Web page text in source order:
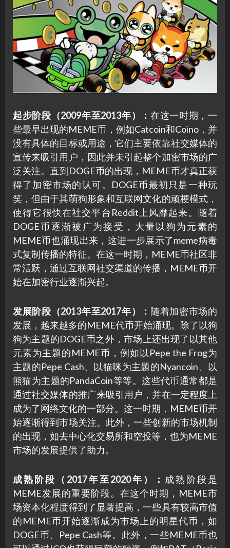
起步阶段（2009年至2013年）： 在这一时期，一
些最早出现的MEME币，例如Catcoin和Coino，并
没有具体的目标或用途，它们主要依靠社交媒体的
宣传来吸引用户，因此并未引起整个加密市场的广
泛关注。直到DOGE币的出现，MEME币才真正获
得了加密市场的认可。DOGE币最初只是一种玩
笑，但由于其萌狗形象和互联网文化的顽梗模式，
使得它很快在社交平台Reddit上风靡起来。随着
DOGE币逐渐被广为接受，大量以狗为元素的
MEME币也涌现出来，这进一步展示了meme病毒
式复制传播的特征。在这一时期，MEME币社区非
常活跃，通过互联网社交渠道的传播，MEME币开
始在加密行业逐渐兴起。
发展阶段（2013年至2017年）： 随着加密市场的
发展，越来越多的MEME代币开始涌现。除了以狗
狗为主题的DOGE币之外，市场上还出现了以其他
元素为主题的MEME币，例如以Pepe the Frog为
主题的Pepe Cash、以猫咪为主题的Nyancoin、以
熊猫为主题的PandaCoin等等。这些代币通常都是
通过社交媒体的推广来吸引用户，并在一定程度上
成为了网络文化的一部分。这一时期，MEME币开
始逐渐得到市场关注。此外，一些创新的市场机制
的出现，如去中心化交易所和空投等，也为MEME
市场的发展提供了助力。
成熟阶段（2017年至2020年）： 成熟阶段是
MEME发展的重要阶段。在这个时期，MEME市
场资本化程度得到了显著提高，一些具有较高市值
的MEME币开始逐渐成为市场上的明星代币，如
DOGE币、Pepe Cash等。此外，一些MEME币也